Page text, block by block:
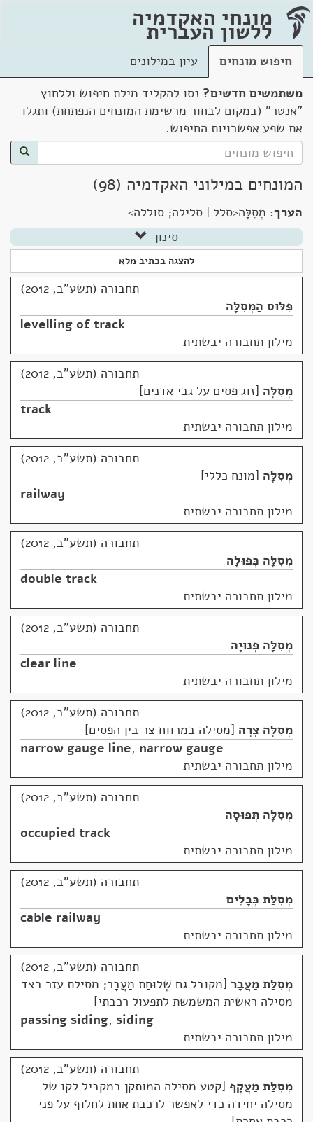
מונחי האקדמיה
ללשון העברית
חיפוש מונחים
עיון במילונים
משתמשים חדשים? נסו להקליד מילת חיפוש וללחוץ
"אנטר" (במקום לבחור מרשימת המונחים הנפתחת) ותגלו
את שפע אפשרויות החיפוש.
המונחים במילוני האקדמיה (98)
הערך: מְסִלָּה<סלל | סלילה; סוללה>
סינון
להצגה בכתיב מלא
תחבורה (תשע"ב, 2012)
פִּלּוּס הַמְּסִלָּה
levelling of track
מילון תחבורה יבשתית
תחבורה (תשע"ב, 2012)
מְסִלָּה זוג פסים על גבי אדנים
track
מילון תחבורה יבשתית
תחבורה (תשע"ב, 2012)
מְסִלָּה מונח כללי
railway
מילון תחבורה יבשתית
תחבורה (תשע"ב, 2012)
מְסִלָּה כְּפוּלָה
double track
מילון תחבורה יבשתית
תחבורה (תשע"ב, 2012)
מְסִלָּה פְּנוּיָה
clear line
מילון תחבורה יבשתית
תחבורה (תשע"ב, 2012)
מְסִלָּה צָרָה מסילה במרווח צר בין הפסים
narrow gauge line, narrow gauge
מילון תחבורה יבשתית
תחבורה (תשע"ב, 2012)
מְסִלָּה תְּפוּסָה
occupied track
מילון תחבורה יבשתית
תחבורה (תשע"ב, 2012)
מְסִלַּת כְּבָלִים
cable railway
מילון תחבורה יבשתית
תחבורה (תשע"ב, 2012)
מְסִלַּת מַעֲבָר מקובל גם שְׁלוּחַת מַעֲבָר; מסילת עזר בצד
מסילה ראשית המשמשת לתפעול רכבתי
passing siding, siding
מילון תחבורה יבשתית
תחבורה (תשע"ב, 2012)
מְסִלַּת מַעֲקָף קטע מסילה המותקן במקביל לקו של
מסילה יחידה כדי לאפשר לרכבת אחת לחלוף על פני